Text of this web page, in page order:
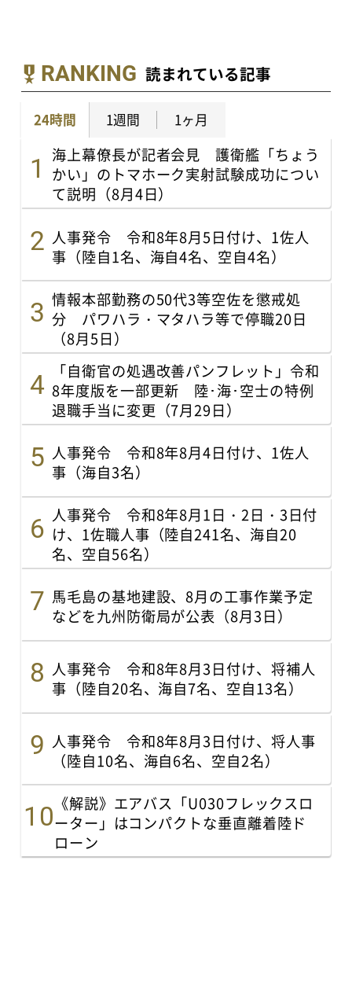
RANKING 読まれている記事
24時間 1週間 1ヶ月
海上幕僚長が記者会見 護衛艦「ちょう
かい」のトマホーク実射試験成功につい
て説明（8月4日）
人事発令 令和8年8月5日付け、1佐人
事（陸自1名、海自4名、空自4名）
情報本部勤務の50代3等空佐を懲戒処
分 パワハラ・マタハラ等で停職20日
（8月5日）
「自衛官の処遇改善パンフレット」令和
8年度版を一部更新 陸･海･空士の特例
退職手当に変更（7月29日）
人事発令 令和8年8月4日付け、1佐人
事（海自3名）
人事発令 令和8年8月1日・2日・3日付
け、1佐職人事（陸自241名、海自20
名、空自56名）
馬毛島の基地建設、8月の工事作業予定
などを九州防衛局が公表（8月3日）
人事発令 令和8年8月3日付け、将補人
事（陸自20名、海自7名、空自13名）
人事発令 令和8年8月3日付け、将人事
（陸自10名、海自6名、空自2名）
《解説》エアバス「U030フレックスロ
ーター」はコンパクトな垂直離着陸ド
ローン